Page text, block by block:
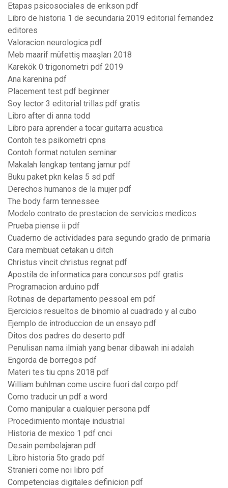
Etapas psicosociales de erikson pdf
Libro de historia 1 de secundaria 2019 editorial fernandez
editores
Valoracion neurologica pdf
Meb maarif müfettiş maaşları 2018
Karekök 0 trigonometri pdf 2019
Ana karenina pdf
Placement test pdf beginner
Soy lector 3 editorial trillas pdf gratis
Libro after di anna todd
Libro para aprender a tocar guitarra acustica
Contoh tes psikometri cpns
Contoh format notulen seminar
Makalah lengkap tentang jamur pdf
Buku paket pkn kelas 5 sd pdf
Derechos humanos de la mujer pdf
The body farm tennessee
Modelo contrato de prestacion de servicios medicos
Prueba piense ii pdf
Cuaderno de actividades para segundo grado de primaria
Cara membuat cetakan u ditch
Christus vincit christus regnat pdf
Apostila de informatica para concursos pdf gratis
Programacion arduino pdf
Rotinas de departamento pessoal em pdf
Ejercicios resueltos de binomio al cuadrado y al cubo
Ejemplo de introduccion de un ensayo pdf
Ditos dos padres do deserto pdf
Penulisan nama ilmiah yang benar dibawah ini adalah
Engorda de borregos pdf
Materi tes tiu cpns 2018 pdf
William buhlman come uscire fuori dal corpo pdf
Como traducir un pdf a word
Como manipular a cualquier persona pdf
Procedimiento montaje industrial
Historia de mexico 1 pdf cnci
Desain pembelajaran pdf
Libro historia 5to grado pdf
Stranieri come noi libro pdf
Competencias digitales definicion pdf